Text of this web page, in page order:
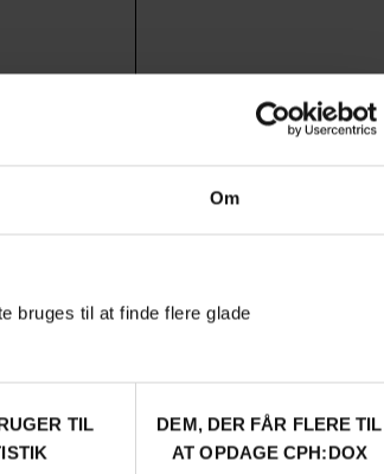
Om
bruges til at finde flere glade
TIL
DEM, DER FÅR FLERE TIL
AT OPDAGE CPH:DOX
Attend
Guestlist
Submit
CPH:INDUSTRY newsletter
Internships